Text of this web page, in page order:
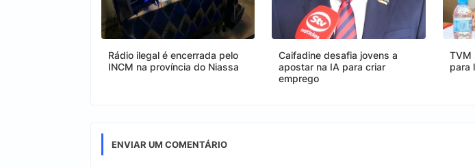
Rádio ilegal é encerrada pelo
INCM na província do Niassa
Caifadine desafia jovens a
apostar na IA para criar
emprego
TVM
para
ENVIAR UM COMENTÁRIO